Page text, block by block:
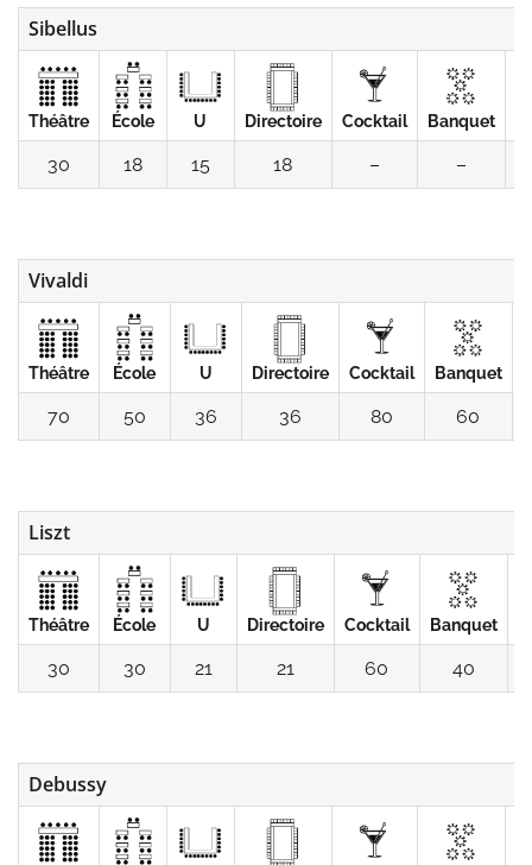
Sibellus
Théâtre École U Directoire Cocktail Banquet
30 18 15 18 – –
Vivaldi
Théâtre École U Directoire Cocktail Banquet
70 50 36 36 80 60
Liszt
Théâtre École U Directoire Cocktail Banquet
30 30 21 21 60 40
Debussy